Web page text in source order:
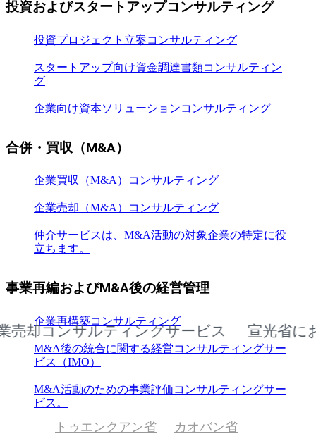
投資およびスタートアップコンサルティング
投資プロジェクト立案コンサルティング
スタートアップ向け資金調達書類コンサルティン
グ
企業向け資本ソリューションコンサルティング
合併・買収（M&A）
企業買収（M&A）コンサルティング
企業売却（M&A）コンサルティング
仲介サービスは、M&A活動の対象企業の特定に役
立ちます。
事業再編およびM&A後の経営管理
企業再構築コンサルティング
M&A後の統合に関する経営コンサルティングサー
ビス（IMO）
M&A活動のための事業評価コンサルティングサー
ビス。
ンサルティングサービス 宣光省におけ
トゥエンクアン省 カオバン省